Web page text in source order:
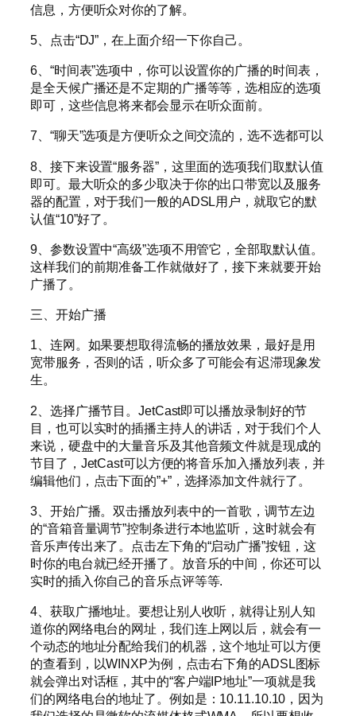
信息，方便听众对你的了解。
5、点击“DJ”，在上面介绍一下你自己。
6、“时间表”选项中，你可以设置你的广播的时间表，
是全天候广播还是不定期的广播等等，选相应的选项
即可，这些信息将来都会显示在听众面前。
7、“聊天”选项是方便听众之间交流的，选不选都可以
8、接下来设置“服务器”，这里面的选项我们取默认值
即可。最大听众的多少取决于你的出口带宽以及服务
器的配置，对于我们一般的ADSL用户，就取它的默
认值“10”好了。
9、参数设置中“高级”选项不用管它，全部取默认值。
这样我们的前期准备工作就做好了，接下来就要开始
广播了。
三、开始广播
1、连网。如果要想取得流畅的播放效果，最好是用
宽带服务，否则的话，听众多了可能会有迟滞现象发
生。
2、选择广播节目。JetCast即可以播放录制好的节
目，也可以实时的插播主持人的讲话，对于我们个人
来说，硬盘中的大量音乐及其他音频文件就是现成的
节目了，JetCast可以方便的将音乐加入播放列表，并
编辑他们，点击下面的”+”，选择添加文件就行了。
3、开始广播。双击播放列表中的一首歌，调节左边
的“音箱音量调节”控制条进行本地监听，这时就会有
音乐声传出来了。点击左下角的“启动广播”按钮，这
时你的电台就已经开播了。放音乐的中间，你还可以
实时的插入你自己的音乐点评等等.
4、获取广播地址。要想让别人收听，就得让别人知
道你的网络电台的网址，我们连上网以后，就会有一
个动态的地址分配给我们的机器，这个地址可以方便
的查看到，以WINXP为例，点击右下角的ADSL图标
就会弹出对话框，其中的“客户端IP地址”一项就是我
们的网络电台的地址了。例如是：10.11.10.10，因为